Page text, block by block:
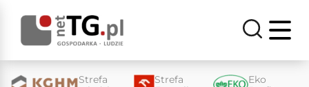
Strefa
Strefa
Eko